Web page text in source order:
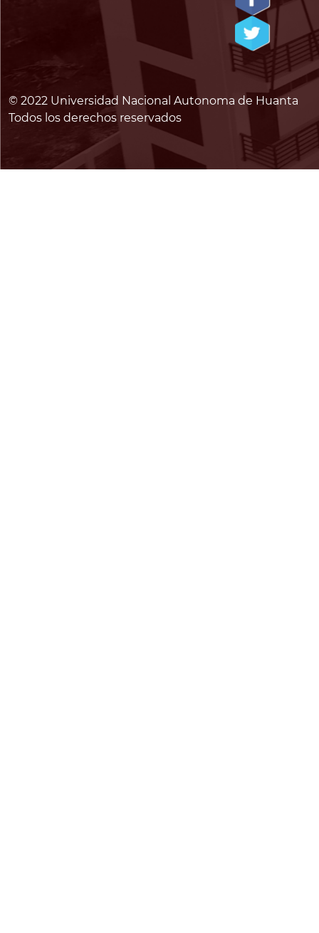
© 2022 Universidad Nacional Autonoma de Huanta
Todos los derechos reservados